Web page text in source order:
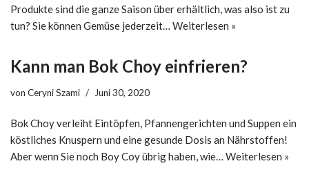
Produkte sind die ganze Saison über erhältlich, was also ist zu
tun? Sie können Gemüse jederzeit… Weiterlesen »
Kann man Bok Choy einfrieren?
von Ceryni Szami Juni 30, 2020
Bok Choy verleiht Eintöpfen, Pfannengerichten und Suppen ein
köstliches Knuspern und eine gesunde Dosis an Nährstoffen!
Aber wenn Sie noch Boy Coy übrig haben, wie… Weiterlesen »